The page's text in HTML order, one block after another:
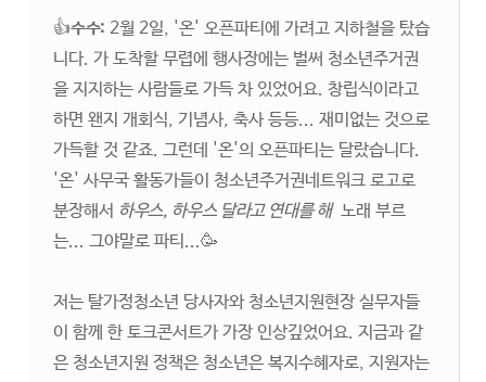
👍수수: 2월 2일, '온' 오픈파티에 가려고 지하철을 탔습
니다. 가 도착할 무렵에 행사장에는 벌써 청소년주거권
을 지지하는 사람들로 가득 차 있었어요. 창립식이라고
하면 왠지 개회식, 기념사, 축사 등등... 재미없는 것으로
가득할 것 같죠. 그런데 '온'의 오픈파티는 달랐습니다.
'온' 사무국 활동가들이 청소년주거권네트워크 로고로
분장해서 하우스, 하우스 달라고 연대를 해노래 부르
는... 그야말로 파티...🥳
저는 탈가정청소년 당사자와 청소년지원현장 실무자들
이 함께 한 토크콘서트가 가장 인상깊었어요. 지금과 같
은 청소년지원 정책은 청소년은 복지수혜자로, 지원자는